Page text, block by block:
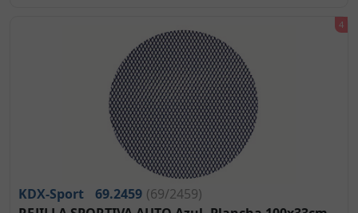
KDX-Sport 69.2459 (69/2459)